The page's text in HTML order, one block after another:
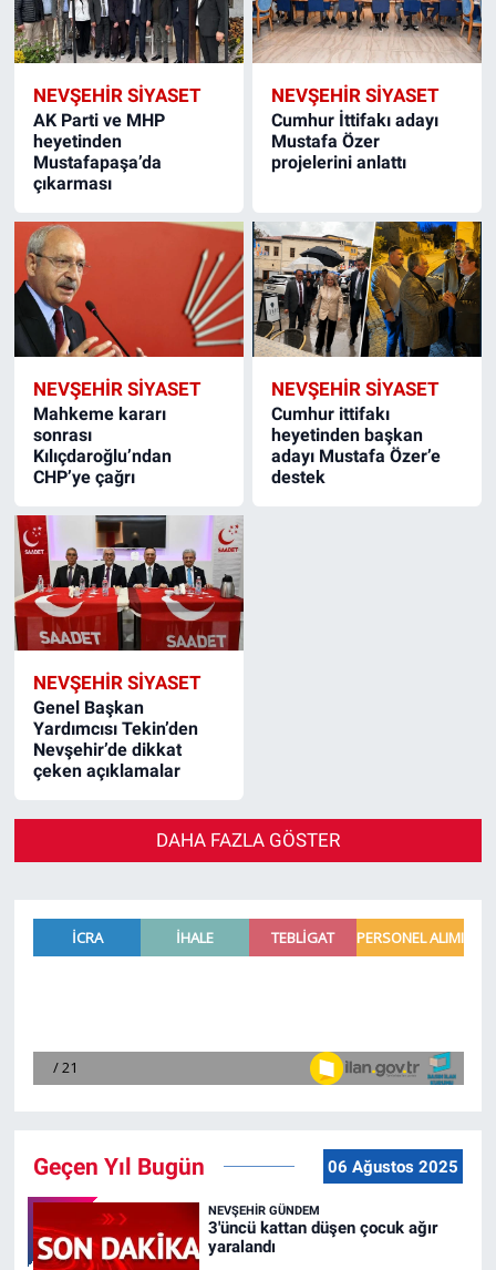
NEVŞEHIR SIYASET
AK Parti ve MHP
heyetinden
Mustafapaşa’da
çıkarması
NEVŞEHIR SIYASET
Cumhur İttifakı adayı
Mustafa Özer
projelerini anlattı
NEVŞEHIR SIYASET
Mahkeme kararı
sonrası
Kılıçdaroğlu’ndan
CHP’ye çağrı
NEVŞEHIR SIYASET
Cumhur ittifakı
heyetinden başkan
adayı Mustafa Özer’e
destek
NEVŞEHIR SIYASET
Genel Başkan
Yardımcısı Tekin’den
Nevşehir’de dikkat
çeken açıklamalar
DAHA FAZLA GÖSTER
Geçen Yıl Bugün 06 Ağustos 2025
NEVŞEHIR GÜNDEM
3'üncü kattan düşen çocuk ağır
yaralandı